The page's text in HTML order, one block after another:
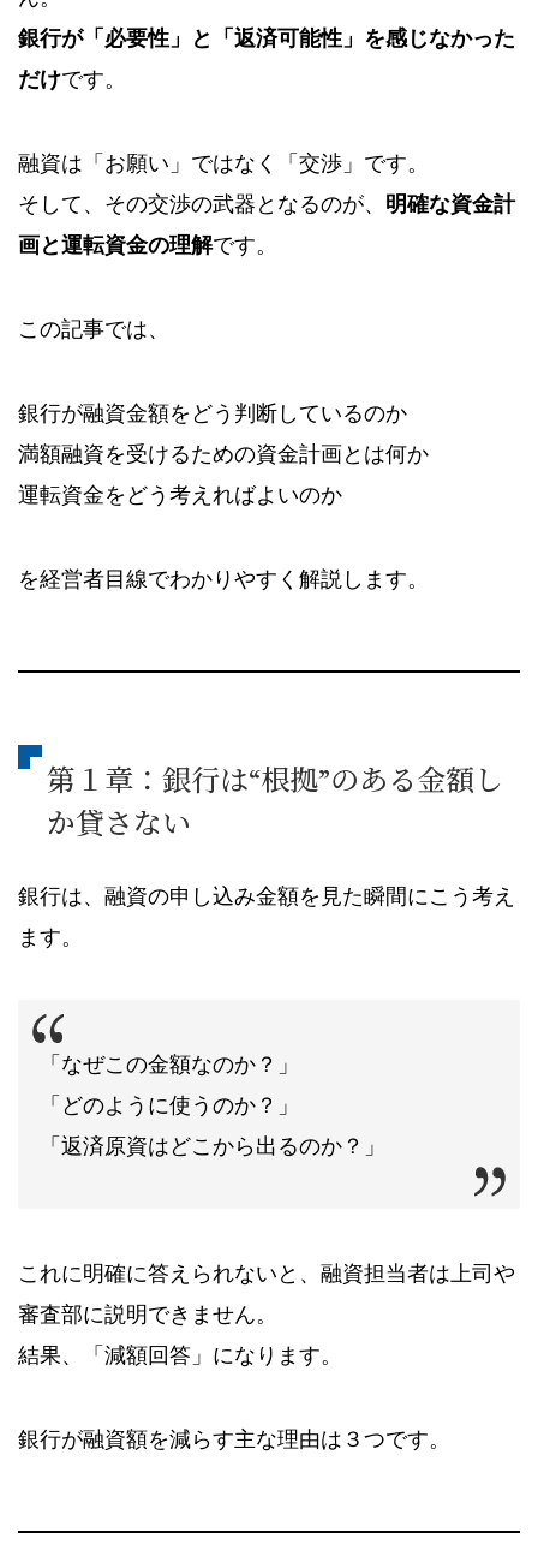
銀行が「必要性」と「返済可能性」を感じなかった
だけです。
融資は「お願い」ではなく「交渉」です。
そして、その交渉の武器となるのが、 明確な資金計
画と運転資金の理解です。
この記事では、
銀行が融資金額をどう判断しているのか
満額融資を受けるための資金計画とは何か
運転資金をどう考えればよいのか
を経営者目線でわかりやすく解説します。
第１章：銀行は“根拠”のある金額し
か貸さない
銀行は、融資の申し込み金額を見た瞬間にこう考え
ます。
「なぜこの金額なのか？」
「どのように使うのか？」
「返済原資はどこから出るのか？」
これに明確に答えられないと、融資担当者は上司や
審査部に説明できません。
結果、「減額回答」になります。
銀行が融資額を減らす主な理由は３つです。